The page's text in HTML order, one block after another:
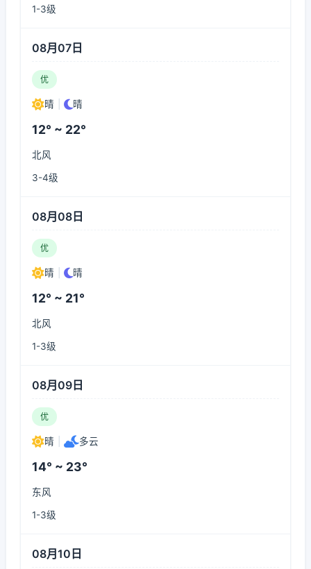
1-3级
08月07日
优
晴 晴
12° ~ 22°
北风
3-4级
08月08日
优
晴 晴
12° ~ 21°
北风
1-3级
08月09日
优
晴 多云
14° ~ 23°
东风
1-3级
08月10日